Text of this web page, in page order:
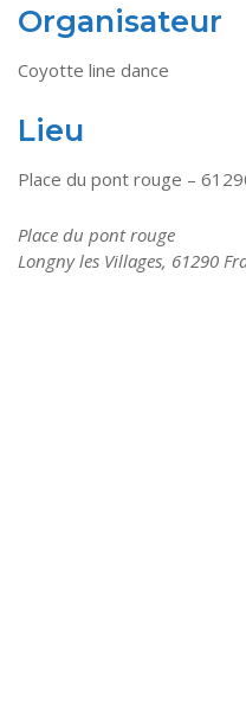
Organisateur
Coyotte line dance
Lieu
Place du pont rouge –
Place du pont rouge
Longny les Villages, 61290